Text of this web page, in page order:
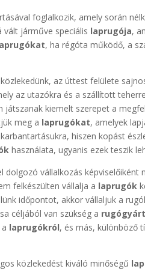
foglalkozik, amely során
vált járműve speciális laprugója,
, ha régóta működő, a
az úttest felülete
az utazókra és a szállított
játszanak kiemelt szerepet a
meg a laprugókat, amelyek
hiszen kopást
használata, ugyanis ezek teszik
dolgozó vállalkozás
felkészülten vállalja a laprugók
időpontot, akkor vállaljuk a
céljából van szükség a
laprugókról, és más, különböző
közlekedést kiváló minőségű